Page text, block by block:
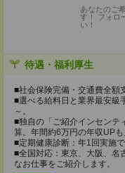
あなたのご
す！ フォロ
い！
待遇・福利厚生
■社会保険完備・交通費全額
■選べる給料日と業界最安級
～。
■独自の「ご紹介インセンテ
算。年間約6万円の年収UPも
■定期健康診断：年1回実施
■全国対応：東京、大阪、名
なお仕事をご紹介します。